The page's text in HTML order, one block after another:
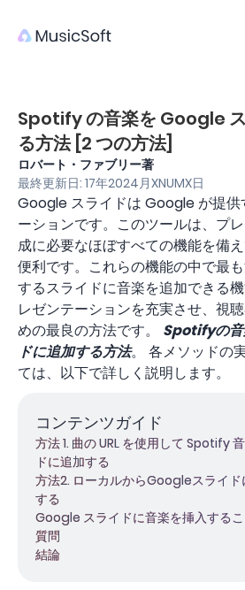
Spotify の音楽を Google
る方法 [2 つの方法]
ロバート・ファブリー著
最終更新日: 17年2024月XNUMX日
Google スライドは Google が提供
ーションです。このツールは、プ
成に必要なほぼすべての機能を備
便利です。これらの機能の中で最
するスライドに音楽を追加できる
レゼンテーションを充実させ、視
めの最良の方法です。 Spotifyの
ドに追加する方法。 各メソッドの
ては、以下で詳しく説明します。
コンテンツガイド
方法 1. 曲の URL を使用して Spotify
ドに追加する
方法2. ローカルからGoogleスライ
する
Google スライドに音楽を挿入する
質問
結論